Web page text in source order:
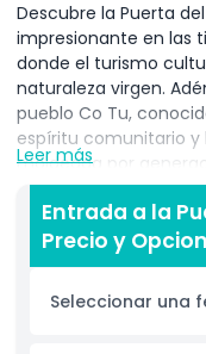
Descubre la Puerta
impresionante en las
donde el turismo
naturaleza virgen.
pueblo Co Tu,
espíritu comunitario
moldeada por
senderos forestales
luego refresca tus
aguas cristalinas y
por el tiempo que
paisaje. Esta
inolvidables en un
Leer más
Entrada a la
Precio y
Seleccionar una